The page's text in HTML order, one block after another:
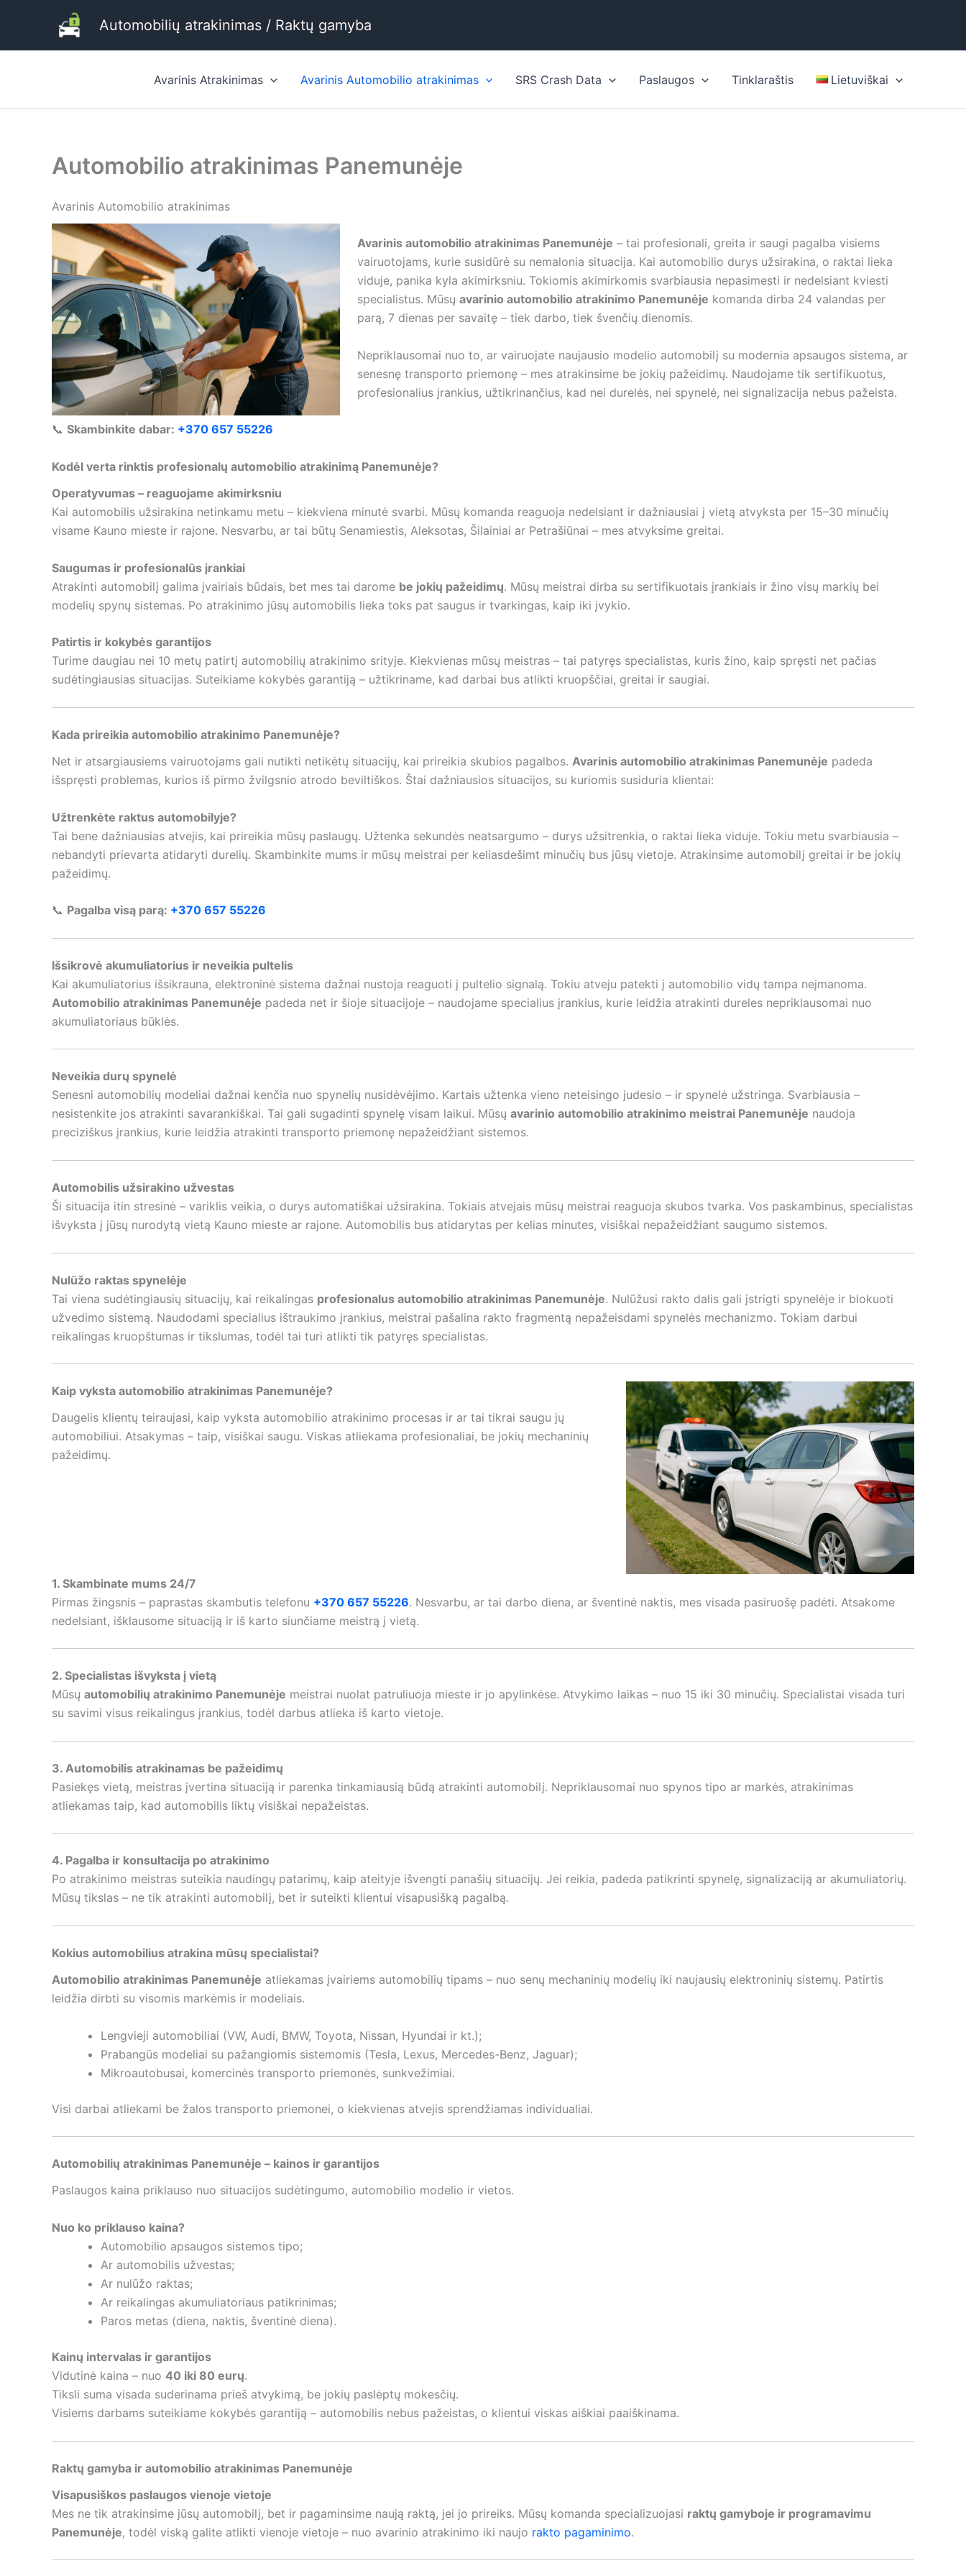
Automobilių atrakinimas / Raktų gamyba
Avarinis Atrakinimas Avarinis Automobilio atrakinimas SRS Crash Data Paslaugos Tinklaraštis Lietuviškai
Automobilio atrakinimas Panemunėje
Avarinis Automobilio atrakinimas
Avarinis automobilio atrakinimas Panemunėje – tai profesionali, greita ir saugi pagalba visiems
vairuotojams, kurie susidūrė su nemalonia situacija. Kai automobilio durys užsirakina, o raktai lieka
viduje, panika kyla akimirksniu. Tokiomis akimirkomis svarbiausia nepasimesti ir nedelsiant kviesti
specialistus. Mūsų avarinio automobilio atrakinimo Panemunėje komanda dirba 24 valandas per
parą, 7 dienas per savaitę – tiek darbo, tiek švenčių dienomis.
Nepriklausomai nuo to, ar vairuojate naujausio modelio automobilį su modernia apsaugos sistema, ar
senesnę transporto priemonę – mes atrakinsime be jokių pažeidimų. Naudojame tik sertifikuotus,
profesionalius įrankius, užtikrinančius, kad nei durelės, nei spynelė, nei signalizacija nebus pažeista.
📞 Skambinkite dabar: +370 657 55226
Kodėl verta rinktis profesionalų automobilio atrakinimą Panemunėje?
Operatyvumas – reaguojame akimirksniu
Kai automobilis užsirakina netinkamu metu – kiekviena minutė svarbi. Mūsų komanda reaguoja nedelsiant ir dažniausiai į vietą atvyksta per 15–30 minučių
visame Kauno mieste ir rajone. Nesvarbu, ar tai būtų Senamiestis, Aleksotas, Šilainiai ar Petrašiūnai – mes atvyksime greitai.
Saugumas ir profesionalūs įrankiai
Atrakinti automobilį galima įvairiais būdais, bet mes tai darome be jokių pažeidimų. Mūsų meistrai dirba su sertifikuotais įrankiais ir žino visų markių bei
modelių spynų sistemas. Po atrakinimo jūsų automobilis lieka toks pat saugus ir tvarkingas, kaip iki įvykio.
Patirtis ir kokybės garantijos
Turime daugiau nei 10 metų patirtį automobilių atrakinimo srityje. Kiekvienas mūsų meistras – tai patyręs specialistas, kuris žino, kaip spręsti net pačias
sudėtingiausias situacijas. Suteikiame kokybės garantiją – užtikriname, kad darbai bus atlikti kruopščiai, greitai ir saugiai.
Kada prireikia automobilio atrakinimo Panemunėje?
Net ir atsargiausiems vairuotojams gali nutikti netikėtų situacijų, kai prireikia skubios pagalbos. Avarinis automobilio atrakinimas Panemunėje padeda
išspręsti problemas, kurios iš pirmo žvilgsnio atrodo beviltiškos. Štai dažniausios situacijos, su kuriomis susiduria klientai:
Užtrenkėte raktus automobilyje?
Tai bene dažniausias atvejis, kai prireikia mūsų paslaugų. Užtenka sekundės neatsargumo – durys užsitrenkia, o raktai lieka viduje. Tokiu metu svarbiausia –
nebandyti prievarta atidaryti durelių. Skambinkite mums ir mūsų meistrai per keliasdešimt minučių bus jūsų vietoje. Atrakinsime automobilį greitai ir be jokių
pažeidimų.
📞 Pagalba visą parą: +370 657 55226
Išsikrovė akumuliatorius ir neveikia pultelis
Kai akumuliatorius išsikrauna, elektroninė sistema dažnai nustoja reaguoti į pultelio signalą. Tokiu atveju patekti į automobilio vidų tampa neįmanoma.
Automobilio atrakinimas Panemunėje padeda net ir šioje situacijoje – naudojame specialius įrankius, kurie leidžia atrakinti dureles nepriklausomai nuo
akumuliatoriaus būklės.
Neveikia durų spynelė
Senesni automobilių modeliai dažnai kenčia nuo spynelių nusidėvėjimo. Kartais užtenka vieno neteisingo judesio – ir spynelė užstringa. Svarbiausia –
nesistenkite jos atrakinti savarankiškai. Tai gali sugadinti spynelę visam laikui. Mūsų avarinio automobilio atrakinimo meistrai Panemunėje naudoja
preciziškus įrankius, kurie leidžia atrakinti transporto priemonę nepažeidžiant sistemos.
Automobilis užsirakino užvestas
Ši situacija itin stresinė – variklis veikia, o durys automatiškai užsirakina. Tokiais atvejais mūsų meistrai reaguoja skubos tvarka. Vos paskambinus, specialistas
išvyksta į jūsų nurodytą vietą Kauno mieste ar rajone. Automobilis bus atidarytas per kelias minutes, visiškai nepažeidžiant saugumo sistemos.
Nulūžo raktas spynelėje
Tai viena sudėtingiausių situacijų, kai reikalingas profesionalus automobilio atrakinimas Panemunėje. Nulūžusi rakto dalis gali įstrigti spynelėje ir blokuoti
užvedimo sistemą. Naudodami specialius ištraukimo įrankius, meistrai pašalina rakto fragmentą nepažeisdami spynelės mechanizmo. Tokiam darbui
reikalingas kruopštumas ir tikslumas, todėl tai turi atlikti tik patyręs specialistas.
Kaip vyksta automobilio atrakinimas Panemunėje?
Daugelis klientų teiraujasi, kaip vyksta automobilio atrakinimo procesas ir ar tai tikrai saugu jų
automobiliui. Atsakymas – taip, visiškai saugu. Viskas atliekama profesionaliai, be jokių mechaninių
pažeidimų.
1. Skambinate mums 24/7
Pirmas žingsnis – paprastas skambutis telefonu +370 657 55226. Nesvarbu, ar tai darbo diena, ar šventinė naktis, mes visada pasiruošę padėti. Atsakome
nedelsiant, išklausome situaciją ir iš karto siunčiame meistrą į vietą.
2. Specialistas išvyksta į vietą
Mūsų automobilių atrakinimo Panemunėje meistrai nuolat patruliuoja mieste ir jo apylinkėse. Atvykimo laikas – nuo 15 iki 30 minučių. Specialistai visada turi
su savimi visus reikalingus įrankius, todėl darbus atlieka iš karto vietoje.
3. Automobilis atrakinamas be pažeidimų
Pasiekęs vietą, meistras įvertina situaciją ir parenka tinkamiausią būdą atrakinti automobilį. Nepriklausomai nuo spynos tipo ar markės, atrakinimas
atliekamas taip, kad automobilis liktų visiškai nepažeistas.
4. Pagalba ir konsultacija po atrakinimo
Po atrakinimo meistras suteikia naudingų patarimų, kaip ateityje išvengti panašių situacijų. Jei reikia, padeda patikrinti spynelę, signalizaciją ar akumuliatorių.
Mūsų tikslas – ne tik atrakinti automobilį, bet ir suteikti klientui visapusišką pagalbą.
Kokius automobilius atrakina mūsų specialistai?
Automobilio atrakinimas Panemunėje atliekamas įvairiems automobilių tipams – nuo senų mechaninių modelių iki naujausių elektroninių sistemų. Patirtis
leidžia dirbti su visomis markėmis ir modeliais.
Lengvieji automobiliai (VW, Audi, BMW, Toyota, Nissan, Hyundai ir kt.);
Prabangūs modeliai su pažangiomis sistemomis (Tesla, Lexus, Mercedes-Benz, Jaguar);
Mikroautobusai, komercinės transporto priemonės, sunkvežimiai.
Visi darbai atliekami be žalos transporto priemonei, o kiekvienas atvejis sprendžiamas individualiai.
Automobilių atrakinimas Panemunėje – kainos ir garantijos
Paslaugos kaina priklauso nuo situacijos sudėtingumo, automobilio modelio ir vietos.
Nuo ko priklauso kaina?
Automobilio apsaugos sistemos tipo;
Ar automobilis užvestas;
Ar nulūžo raktas;
Ar reikalingas akumuliatoriaus patikrinimas;
Paros metas (diena, naktis, šventinė diena).
Kainų intervalas ir garantijos
Vidutinė kaina – nuo 40 iki 80 eurų.
Tiksli suma visada suderinama prieš atvykimą, be jokių paslėptų mokesčių.
Visiems darbams suteikiame kokybės garantiją – automobilis nebus pažeistas, o klientui viskas aiškiai paaiškinama.
Raktų gamyba ir automobilio atrakinimas Panemunėje
Visapusiškos paslaugos vienoje vietoje
Mes ne tik atrakinsime jūsų automobilį, bet ir pagaminsime naują raktą, jei jo prireiks. Mūsų komanda specializuojasi raktų gamyboje ir programavimu
Panemunėje, todėl viską galite atlikti vienoje vietoje – nuo avarinio atrakinimo iki naujo rakto pagaminimo.